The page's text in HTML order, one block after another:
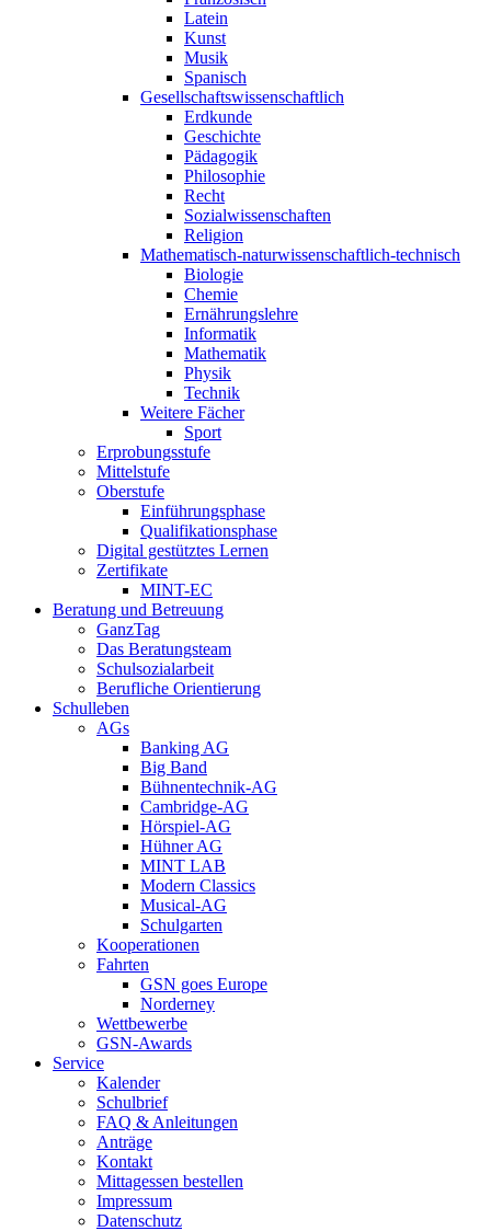
Latein
Kunst
Musik
Spanisch
Gesellschaftswissenschaftlich
Erdkunde
Geschichte
Pädagogik
Philosophie
Recht
Sozialwissenschaften
Religion
Mathematisch-naturwissenschaftlich-technisch
Biologie
Chemie
Ernährungslehre
Informatik
Mathematik
Physik
Technik
Weitere Fächer
Sport
Erprobungsstufe
Mittelstufe
Oberstufe
Einführungsphase
Qualifikationsphase
Digital gestütztes Lernen
Zertifikate
MINT-EC
Beratung und Betreuung
GanzTag
Das Beratungsteam
Schulsozialarbeit
Berufliche Orientierung
Schulleben
AGs
Banking AG
Big Band
Bühnentechnik-AG
Cambridge-AG
Hörspiel-AG
Hühner AG
MINT LAB
Modern Classics
Musical-AG
Schulgarten
Kooperationen
Fahrten
GSN goes Europe
Norderney
Wettbewerbe
GSN-Awards
Service
Kalender
Schulbrief
FAQ & Anleitungen
Anträge
Kontakt
Mittagessen bestellen
Impressum
Datenschutz